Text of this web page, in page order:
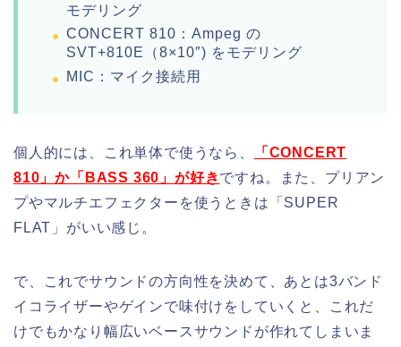
モデリング
CONCERT 810：Ampeg の
SVT+810E（8×10″) をモデリング
MIC：マイク接続用
個人的には、これ単体で使うなら、
「CONCERT
810」か「BASS 360」が好きですね。また、プリアン
プやマルチエフェクターを使うときは「SUPER
FLAT」がいい感じ。
で、これでサウンドの方向性を決めて、あとは3バンド
イコライザーやゲインで味付けをしていくと、これだ
けでもかなり幅広いベースサウンドが作れてしまいま